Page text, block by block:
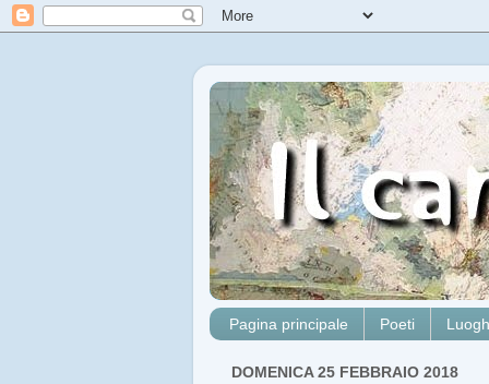
Pagina principale Poeti
DOMENICA 25 FEBBRAIO 2018